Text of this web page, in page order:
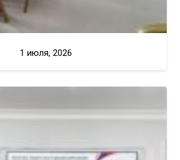
1 июля, 2026